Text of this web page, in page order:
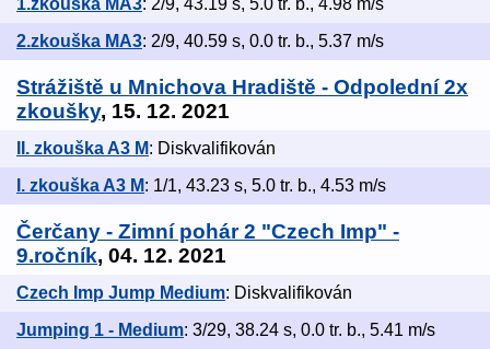
2.zkouška MA3: 2/9, 40.59 s, 0.0 tr. b., 5.37 m/s
Strážiště u Mnichova Hradiště - Odpolední 2x
zkoušky, 15. 12. 2021
II. zkouška A3 M: Diskvalifikován
I. zkouška A3 M: 1/1, 43.23 s, 5.0 tr. b., 4.53 m/s
Čerčany - Zimní pohár 2 "Czech Imp" -
9.ročník, 04. 12. 2021
Czech Imp Jump Medium: Diskvalifikován
Jumping 1 - Medium: 3/29, 38.24 s, 0.0 tr. b., 5.41 m/s